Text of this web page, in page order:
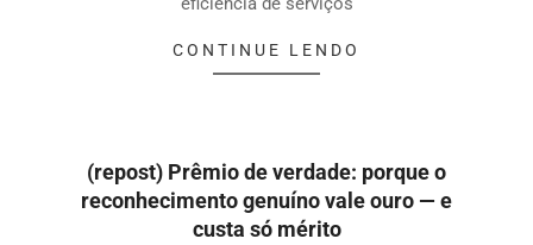
CONTINUE LENDO
(repost) Prêmio de verdade: porque o
reconhecimento genuíno vale ouro — e
custa só mérito